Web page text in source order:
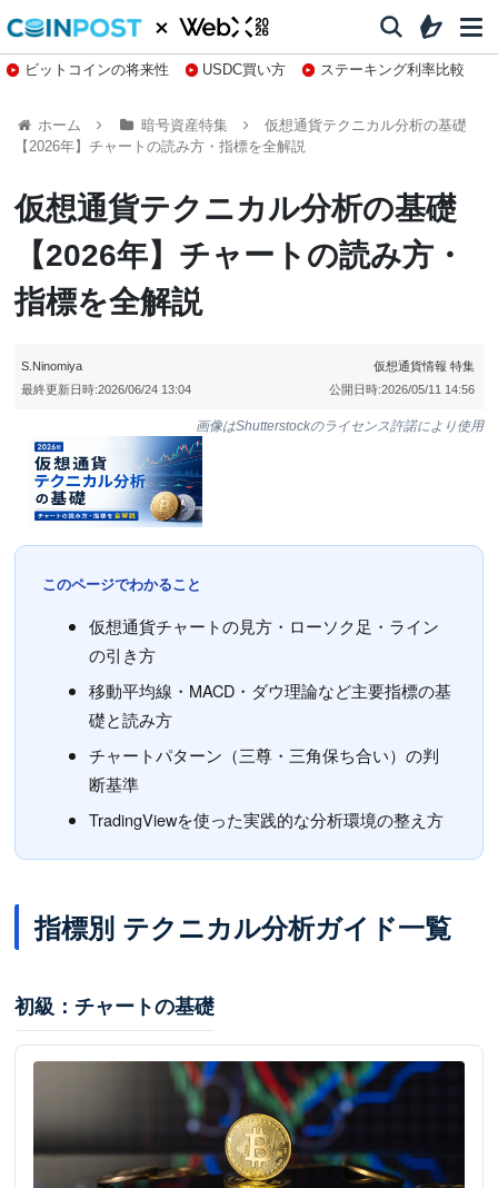
ビットコインの将来性 USDC買い方
ステーキング利率比較
ホーム
暗号資産特集
仮想通貨テクニカル分析の基礎
【2026年】チャートの読み方・指標を全解説
仮想通貨テクニカル分析の基礎
【2026年】チャートの読み方・
指標を全解説
S.Ninomiya 仮想通貨情報 特集
公開日時:2026/05/11 14:56
最終更新日時:2026/06/24 13:04
画像はShutterstockのライセンス許諾により使用
このページでわかること
仮想通貨チャートの見方・ローソク足・ライン
の引き方
移動平均線・MACD・ダウ理論など主要指標の基
礎と読み方
チャートパターン（三尊・三角保ち合い）の判
断基準
TradingViewを使った実践的な分析環境の整え方
指標別 テクニカル分析ガイド一覧
初級：チャートの基礎